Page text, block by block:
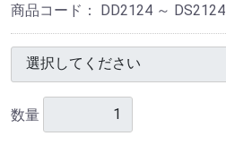
商品コード： DD2124 ～ DS2124
数量